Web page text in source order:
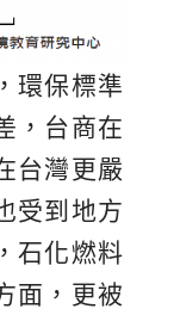
環保標準
，台商在
台灣更嚴
受到地方
石化燃料
面，更被